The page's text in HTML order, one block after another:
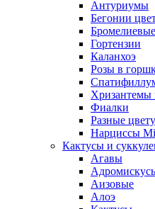
Антуриумы
Бегонии
Бромелиевые
Гортензии
Каланхоэ
Розы в
Хризантемы
Фиалки
Разные
Нарциссы
Кактусы и
Агавы
Аизовые
Алоэ